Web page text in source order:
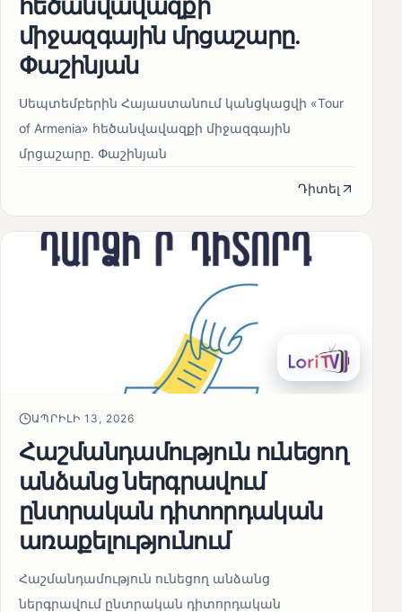
միջազգային մրցաշարը.
Փաշինյան
Սեպտեմբերին Հայաստանում կանցկացվի «Tour
of Armenia» հեծանվավազքի միջազգային
մրցաշարը. Փաշինյան
Դիտել
ԱՊՐԻԼԻ 13, 2026
Հաշմանդամություն ունեցող
անձանց ներգրավում
ընտրական դիտորդական
առաքելությունում
Հաշմանդամություն ունեցող անձանց
ներգրավում ընտրական դիտորդական